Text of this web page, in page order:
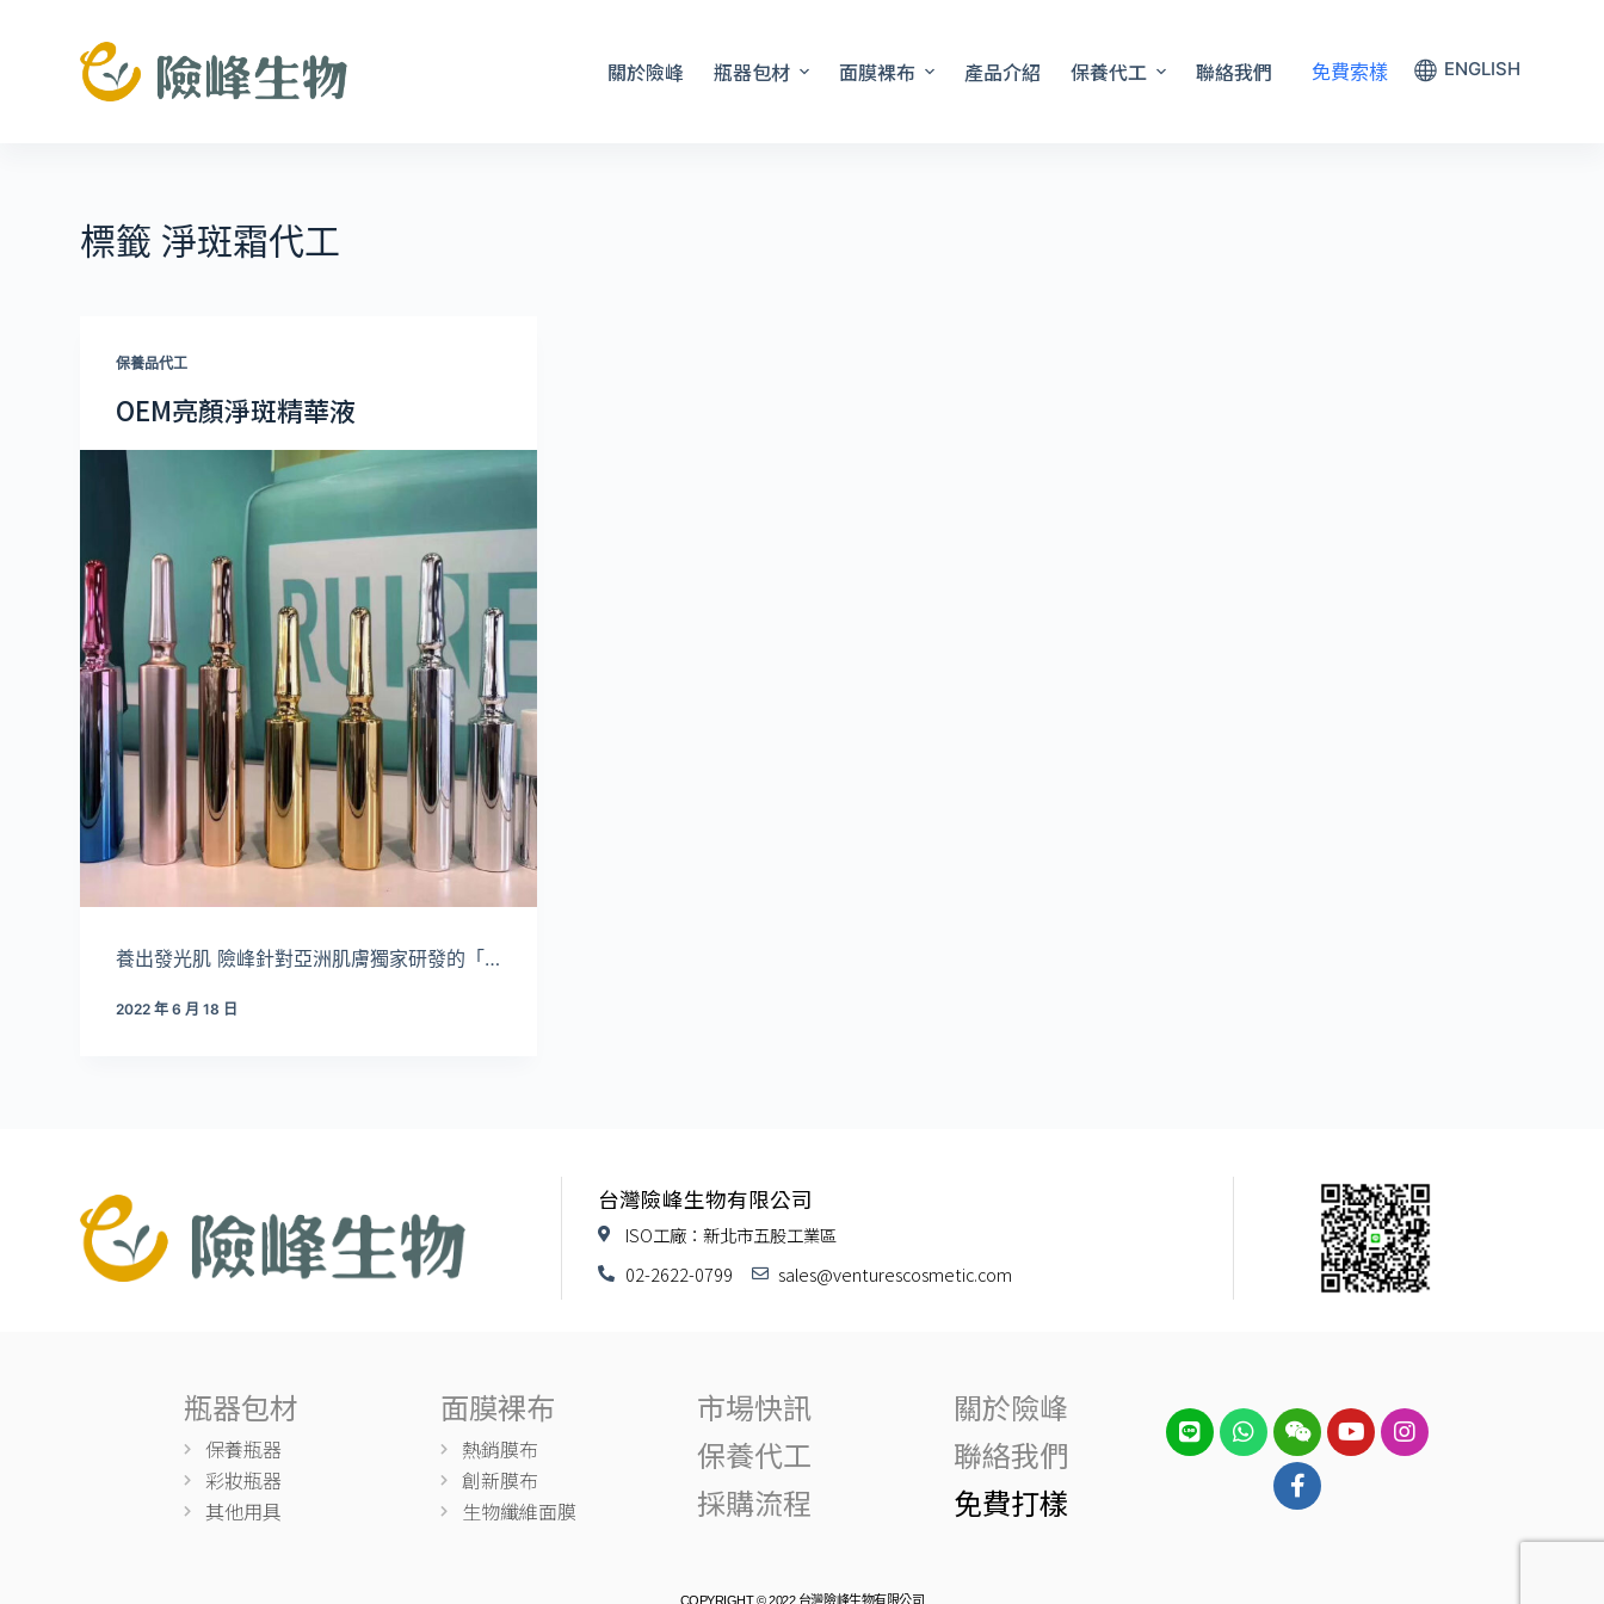
關於險峰 瓶器包材 面膜裸布 產品介紹 保養代工 聯絡我們 免費索樣 ENGLISH
標籤 淨斑霜代工
保養品代工
OEM亮顏淨斑精華液
養出發光肌 險峰針對亞洲肌膚獨家研發的「…
2022 年 6 月 18 日
台灣險峰生物有限公司
ISO工廠：新北市五股工業區
02-2622-0799
sales@venturescosmetic.com
瓶器包材
保養瓶器
彩妝瓶器
其他用具
面膜裸布
熱銷膜布
創新膜布
生物纖維面膜
市場快訊
保養代工
採購流程
關於險峰
聯絡我們
免費打樣
COPYRIGHT © 2022 台灣險峰生物有限公司